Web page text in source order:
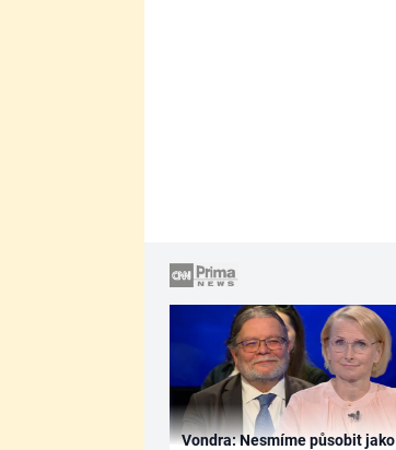
Vondra: Nesmíme působit jako